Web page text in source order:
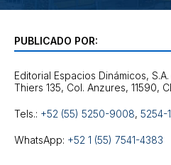
PUBLICADO POR:
Editorial Espacios Dinámicos, S.A.
Tels.: +52 (55) 5250-9008, 5254-
WhatsApp: +52 1 (55) 7541-4383